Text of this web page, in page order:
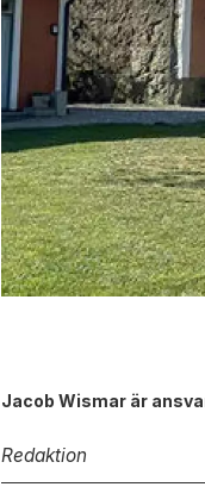
Jacob Wismar är
Redaktion